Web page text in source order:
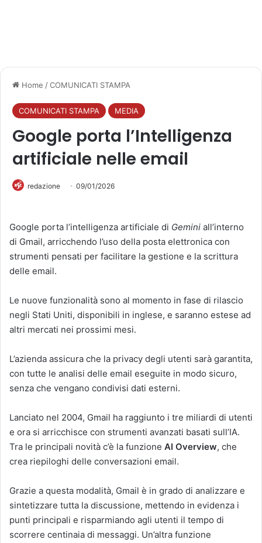
Home /COMUNICATI STAMPA
COMUNICATI STAMPA MEDIA
Google porta l’Intelligenza
artificiale nelle email
redazione 09/01/2026
Google porta l’intelligenza artificiale di Gemini all’interno
di Gmail, arricchendo l’uso della posta elettronica con
strumenti pensati per facilitare la gestione e la scrittura
delle email.
Le nuove funzionalità sono al momento in fase di rilascio
negli Stati Uniti, disponibili in inglese, e saranno estese ad
altri mercati nei prossimi mesi.
L’azienda assicura che la privacy degli utenti sarà garantita,
con tutte le analisi delle email eseguite in modo sicuro,
senza che vengano condivisi dati esterni.
Lanciato nel 2004, Gmail ha raggiunto i tre miliardi di utenti
e ora si arricchisce con strumenti avanzati basati sull’IA.
Tra le principali novità c’è la funzione AI Overview, che
crea riepiloghi delle conversazioni email.
Grazie a questa modalità, Gmail è in grado di analizzare e
sintetizzare tutta la discussione, mettendo in evidenza i
punti principali e risparmiando agli utenti il tempo di
scorrere centinaia di messaggi. Un’altra funzione